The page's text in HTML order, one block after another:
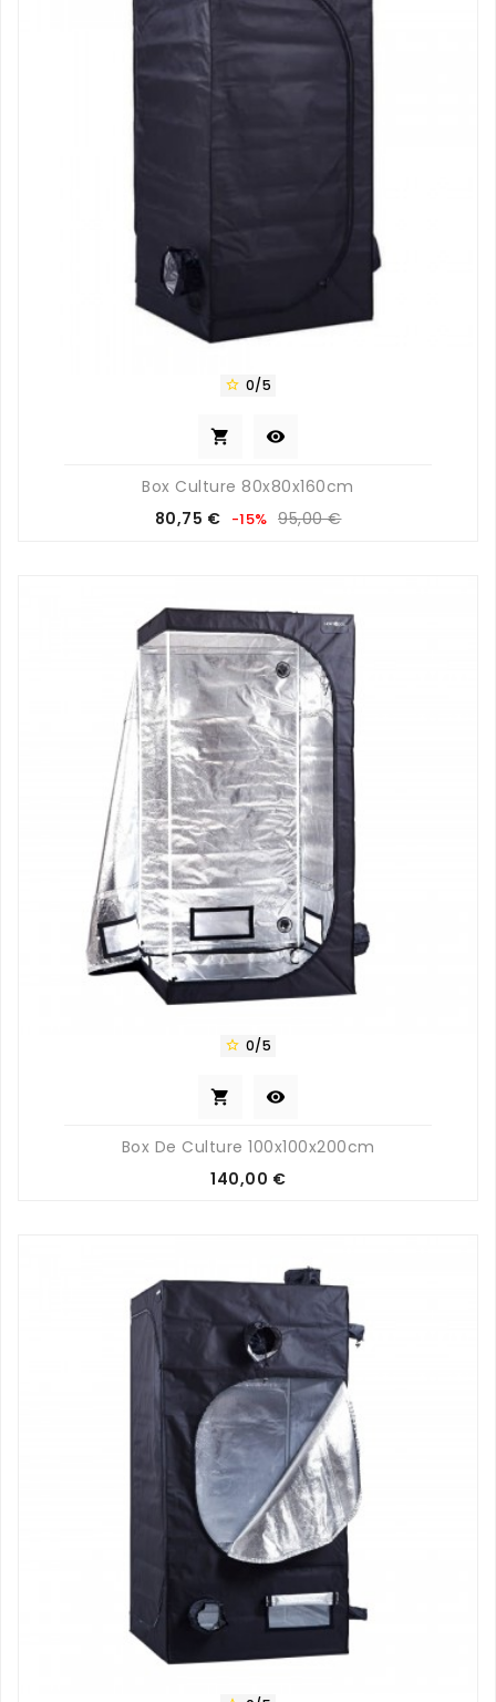
 0/5
 
Box Culture 80x80x160cm
Prix
80,75 € Prix
-15% 95,00 €
 0/5
 
Box De Culture 100x100x200cm
Prix
140,00 €